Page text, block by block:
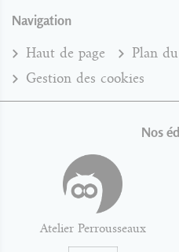
Navigation
Haut de page Plan
Gestion des cookies
Nos
Atelier Perrousseaux